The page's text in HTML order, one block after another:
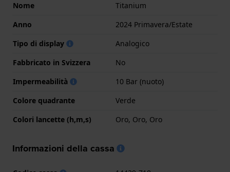
Nome
Titanium
Anno
2024 Primavera/Estate
Tipo di display
Analogico
Fabbricato in Svizzera
No
Impermeabilità
10 Bar (nuoto)
Colore quadrante
Verde
Colori lancette (h,m,s)
Oro, Oro, Oro
Informazioni della cassa